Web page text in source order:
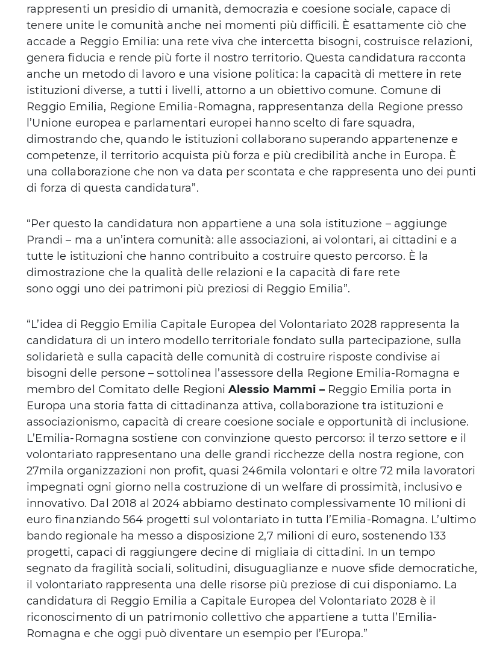
rappresenti un presidio di umanità, democrazia e coesione sociale, capace di
tenere unite le comunità anche nei momenti più difficili. È esattamente ciò che
accade a Reggio Emilia: una rete viva che intercetta bisogni, costruisce relazioni,
genera fiducia e rende più forte il nostro territorio. Questa candidatura racconta
anche un metodo di lavoro e una visione politica: la capacità di mettere in rete
istituzioni diverse, a tutti i livelli, attorno a un obiettivo comune. Comune di
Reggio Emilia, Regione Emilia-Romagna, rappresentanza della Regione presso
l’Unione europea e parlamentari europei hanno scelto di fare squadra,
dimostrando che, quando le istituzioni collaborano superando appartenenze e
competenze, il territorio acquista più forza e più credibilità anche in Europa. È
una collaborazione che non va data per scontata e che rappresenta uno dei punti
di forza di questa candidatura”.
“Per questo la candidatura non appartiene a una sola istituzione – aggiunge
Prandi – ma a un’intera comunità: alle associazioni, ai volontari, ai cittadini e a
tutte le istituzioni che hanno contribuito a costruire questo percorso. È la
dimostrazione che la qualità delle relazioni e la capacità di fare rete
sono oggi uno dei patrimoni più preziosi di Reggio Emilia”.
“L’idea di Reggio Emilia Capitale Europea del Volontariato 2028 rappresenta la
candidatura di un intero modello territoriale fondato sulla partecipazione, sulla
solidarietà e sulla capacità delle comunità di costruire risposte condivise ai
bisogni delle persone – sottolinea l’assessore della Regione Emilia-Romagna e
membro del Comitato delle RegioniAlessio Mammi –Reggio Emilia porta in
Europa una storia fatta di cittadinanza attiva, collaborazione tra istituzioni e
associazionismo, capacità di creare coesione sociale e opportunità di inclusione.
L’Emilia-Romagna sostiene con convinzione questo percorso: il terzo settore e il
volontariato rappresentano una delle grandi ricchezze della nostra regione, con
27mila organizzazioni non profit, quasi 246mila volontari e oltre 72 mila lavoratori
impegnati ogni giorno nella costruzione di un welfare di prossimità, inclusivo e
innovativo. Dal 2018 al 2024 abbiamo destinato complessivamente 10 milioni di
euro finanziando 564 progetti sul volontariato in tutta l’Emilia-Romagna. L’ultimo
bando regionale ha messo a disposizione 2,7 milioni di euro, sostenendo 133
progetti, capaci di raggiungere decine di migliaia di cittadini. In un tempo
segnato da fragilità sociali, solitudini, disuguaglianze e nuove sfide democratiche,
il volontariato rappresenta una delle risorse più preziose di cui disponiamo. La
candidatura di Reggio Emilia a Capitale Europea del Volontariato 2028 è il
riconoscimento di un patrimonio collettivo che appartiene a tutta l’Emilia-
Romagna e che oggi può diventare un esempio per l’Europa.”